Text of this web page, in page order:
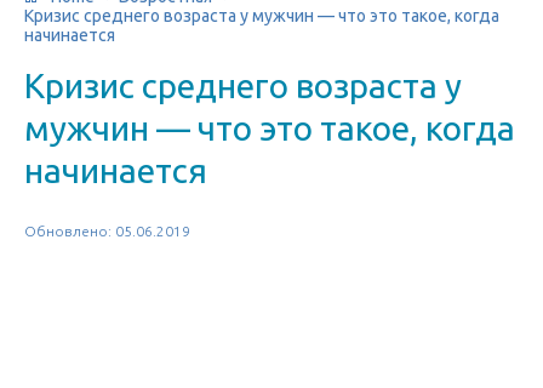
Кризис среднего возраста у мужчин — что это такое, когда
начинается
Кризис среднего возраста у
мужчин — что это такое, когда
начинается
Обновлено: 05.06.2019